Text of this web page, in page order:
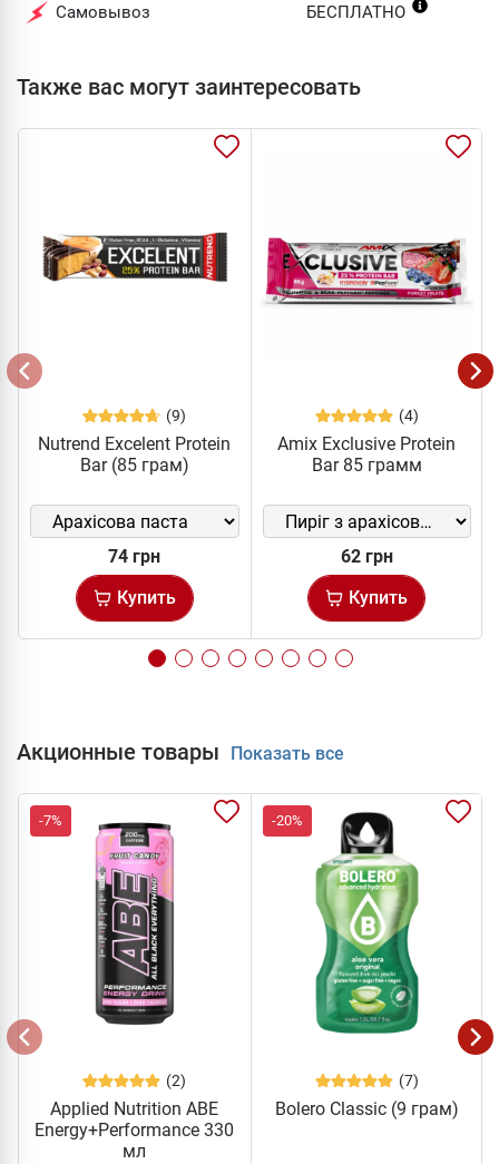
Самовывоз БЕСПЛАТНО
Также вас могут заинтересовать
(9)
Nutrend Excelent Protein
Bar (85 грам)
74 грн
Купить
(4)
Amix Exclusive Protein
Bar 85 грамм
62 грн
Купить
Акционные товары Показать все
-7%
(2)
Applied Nutrition ABE
Energy+Performance 330
мл
-20%
(7)
Bolero Classic (9 грам)